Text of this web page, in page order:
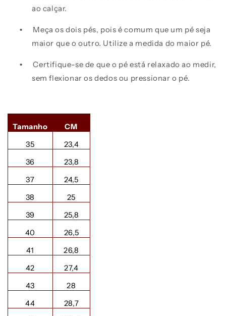
ao calçar.
•
Meça os dois pés, pois é comum que um pé seja
maior que o outro. Utilize a medida do maior pé.
•
Certifique-se de que o pé está relaxado ao medir,
sem flexionar os dedos ou pressionar o pé.
Tamanho
CM
35
23,4
36
23,8
37
24,5
38
25
39
25,8
40
26,5
41
26,8
42
27,4
43
28
44
28,7